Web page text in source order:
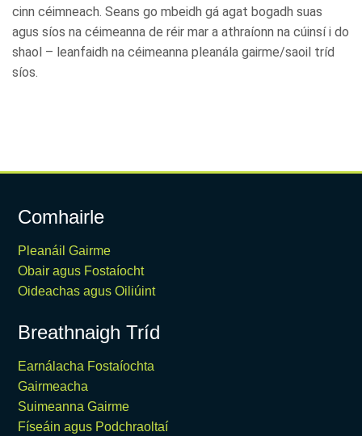
cinn céimneach. Seans go mbeidh gá agat bogadh suas
agus síos na céimeanna de réir mar a athraíonn na cúinsí i do
shaol – leanfaidh na céimeanna pleanála gairme/saoil tríd
síos.
Comhairle
Pleanáil Gairme
Obair agus Fostaíocht
Oideachas agus Oiliúint
Breathnaigh Tríd
Earnálacha Fostaíochta
Gairmeacha
Suimeanna Gairme
Físeáin agus Podchraoltaí